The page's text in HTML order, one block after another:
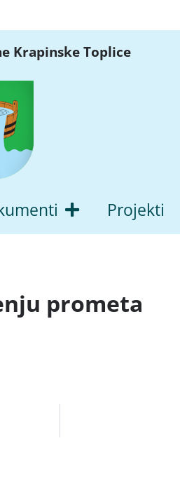
Krapinske Toplice
Projekti
prometa